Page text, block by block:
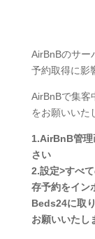
AirBnBのサー
予約取得に影
AirBnBで集客
をお願いいた
1.AirBnB管理
さい
2.設定>すべ
存予約をイン
Beds24に取
お願いいたし